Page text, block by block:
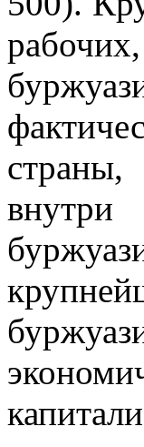
внутри